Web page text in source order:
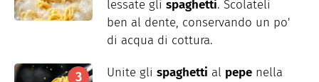
lessate gli spaghetti. Scolateli
ben al dente, conservando un po'
di acqua di cottura.
Unite gli spaghetti al pepe nella